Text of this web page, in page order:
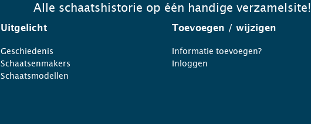
Alle schaatshistorie op één handige verzamelsite!
Uitgelicht
Geschiedenis
Schaatsenmakers
Schaatsmodellen
Toevoegen / wijzigen
Informatie toevoegen?
Inloggen